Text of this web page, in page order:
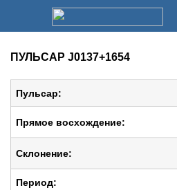
ПУЛЬСАР J0137+1654
Пульсар:
Прямое восхождение:
Cклонение:
Период: